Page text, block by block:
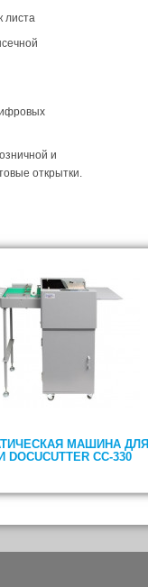
листа
и
открытки.
МАШИНА ДЛЯ
DOCUCUTTER CC-330